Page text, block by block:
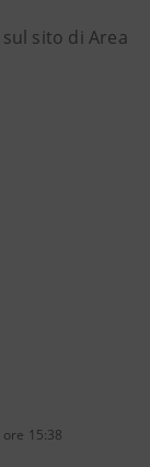
sito di Area
15:38